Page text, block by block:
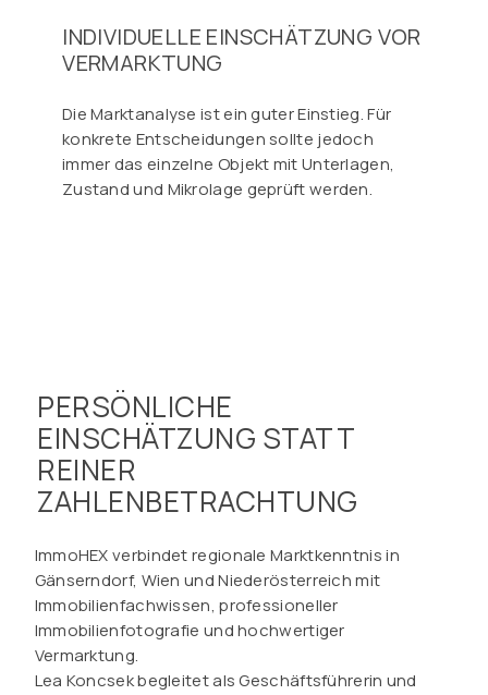
INDIVIDUELLE EINSCHÄTZUNG VOR
VERMARKTUNG
Die Marktanalyse ist ein guter Einstieg. Für
konkrete Entscheidungen sollte jedoch
immer das einzelne Objekt mit Unterlagen,
Zustand und Mikrolage geprüft werden.
PERSÖNLICHE
EINSCHÄTZUNG STATT
REINER
ZAHLENBETRACHTUNG
ImmoHEX verbindet regionale Marktkenntnis in
Gänserndorf, Wien und Niederösterreich mit
Immobilienfachwissen, professioneller
Immobilienfotografie und hochwertiger
Vermarktung.
Lea Koncsek begleitet als Geschäftsführerin und